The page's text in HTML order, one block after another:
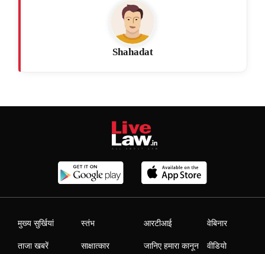
Shahadat
मुख्य सुर्खियां
ताजा खबरें
स्तंभ
साक्षात्कार
आरटीआई
जानिए हमारा कानून
वेबिनार
वीडियो